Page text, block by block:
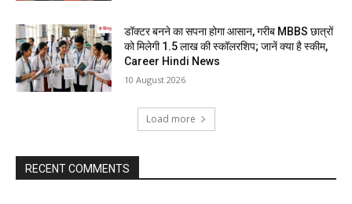
डॉक्टर बनने का सपना होगा आसान, गरीब MBBS छात्रों
को मिलेगी 1.5 लाख की स्कॉलरशिप; जानें क्या है स्कीम,
Career Hindi News
10 August 2026
Load more
RECENT COMMENTS